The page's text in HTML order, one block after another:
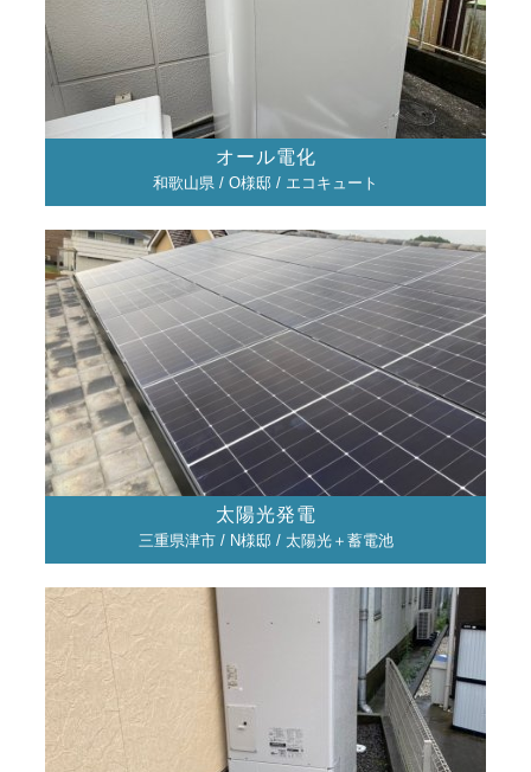
オール電化
和歌山県 / O様邸 / エコキュート
太陽光発電
三重県津市 / N様邸 / 太陽光＋蓄電池